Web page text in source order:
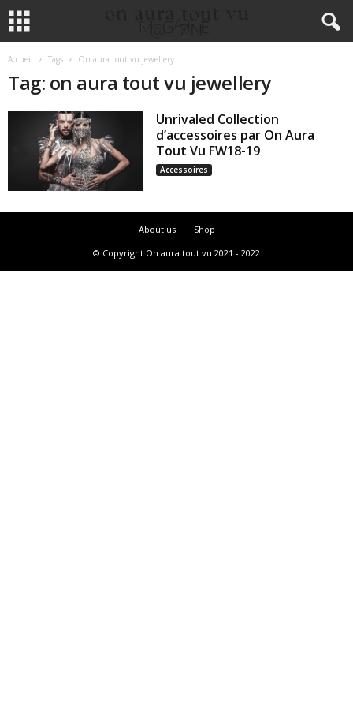
Accueil Tags On aura tout vu jewellery
Tag: on aura tout vu jewellery
Unrivaled Collection
d’accessoires par On Aura
Tout Vu FW18-19
Accessoires
About us
Shop
© Copyright On aura tout vu 2021 - 2022